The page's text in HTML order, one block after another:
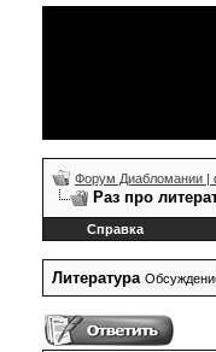
Форум Диабломании |
Раз про
Справка
Литература